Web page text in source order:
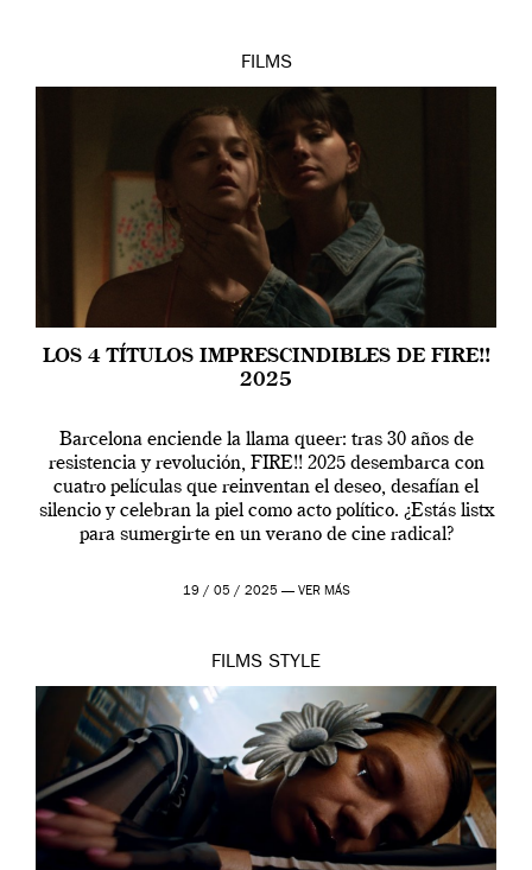
FILMS
LOS 4 TÍTULOS IMPRESCINDIBLES DE FIRE!!
2025
Barcelona enciende la llama queer: tras 30 años de
resistencia y revolución, FIRE!! 2025 desembarca con
cuatro películas que reinventan el deseo, desafían el
silencio y celebran la piel como acto político. ¿Estás listx
para sumergirte en un verano de cine radical?
19 / 05 / 2025 — VER MÁS
FILMS STYLE